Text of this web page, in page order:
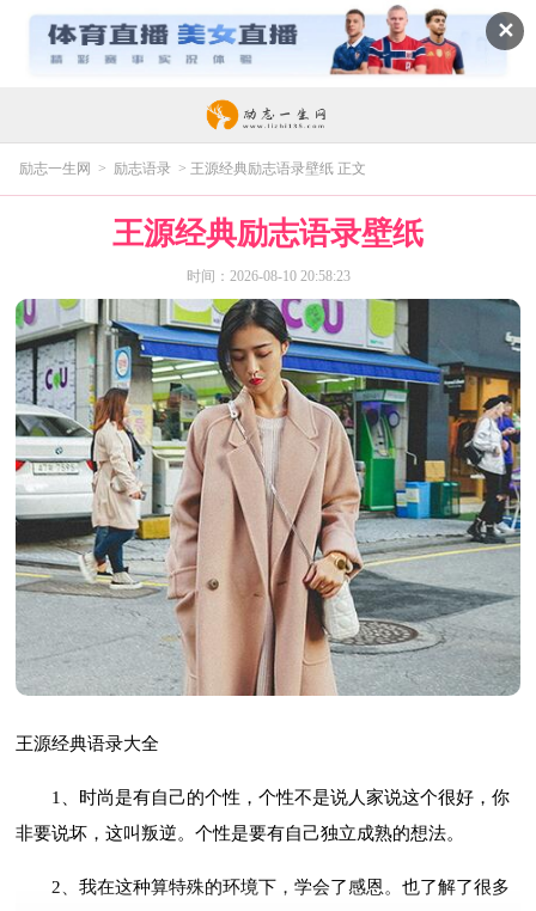
✕
励志一生网 > 励志语录 > 王源经典励志语录壁纸 正文
王源经典励志语录壁纸
时间：2026-08-10 20:58:23
王源经典语录大全
1、时尚是有自己的个性，个性不是说人家说这个很好，你
非要说坏，这叫叛逆。个性是要有自己独立成熟的想法。
2、我在这种算特殊的环境下，学会了感恩。也了解了很多